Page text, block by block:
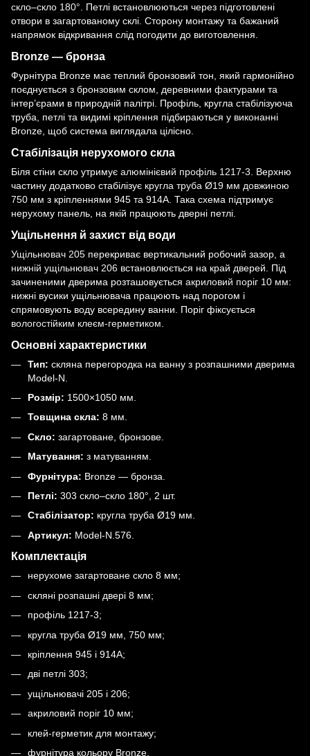
скло–скло 180°. Петлі встановлюються через підготовлені
отвори в загартованому склі. Сторону монтажу та бажаний
напрямок відкривання слід погодити до виготовлення.
Bronze — бронза
Фурнітура Bronze має теплий бронзовий тон, який гармонійно
поєднується з бронзовим склом, деревними фактурами та
інтер’єрами в природній палітрі. Профіль, кругла стабілізуюча
труба, петлі та видимі кріплення підбираються у виконанні
Bronze, щоб система виглядала цілісно.
Стабілізація нерухомого скла
Біля стіни скло утримує алюмінієвий профіль 1217-3 . Верхню
частину додатково стабілізує кругла труба Ø19 мм довжиною
750 мм з кріпленнями 945 та 914A. Така схема підтримує
нерухому панель, на якій працюють дверні петлі.
Ущільнення й захист від води
Ущільнювач 205 перекриває вертикальний робочий зазор, а
нижній ущільнювач 206 встановлюється на край дверей. Під
зачиненими дверима розташовується акриловий поріг 10 мм:
нижні вусики ущільнювача працюють над порогом і
спрямовують воду всередину ванни. Поріг фіксується
вологостійким клеєм-герметиком
Основні характеристики
Тип: скляна перегородка на ванну з розпашними дверима
Model-N.
Розмір: 1500×1050 мм.
Товщина скла: 8 мм.
Скло: загартоване, бронзове.
Матування: з матуванням.
Фурнітура: Bronze — бронза.
Петлі: 303 скло–скло 180°, 2 шт.
Стабілізатор: кругла труба Ø19 мм.
Артикул: Model-N.576.
Комплектація
нерухоме загартоване скло 8 мм;
скляні розпашні двері 8 мм;
профіль 1217-3;
кругла труба Ø19 мм, 750 мм;
кріплення 945 і 914A;
дві петлі 303;
ущільнювачі 205 і 206;
акриловий поріг 10 мм;
клей-герметик для монтажу;
фурнітура кольору Bronze.